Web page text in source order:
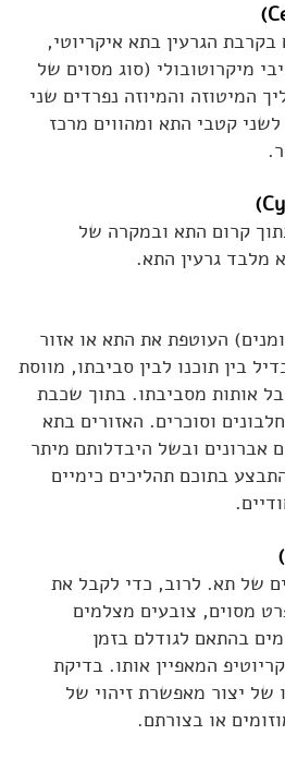
הגרעין בתא איקריוטי,
מיקרוטובולי (סוג מסוים של
המיטוזה והמיוזה נפרדים שני
לשני קטבי התא ומהווים מרכז
קרום התא ובמקרה של
מלבד גרעין התא.
העוטפת את התא או אזור
בין תוכנו לבין סביבתו, מווסת
אותות מסביבתו. בתוך שכבת
וסוכרים. האזורים בתא
אברונים ובשל היבדלותם מיתר
בתוכם תהליכים כימיים
של תא. לרוב, כדי לקבל את
מסוים, צובעים מצלמים
בהתאם לגודלם בזמן
המאפיין אותו. בדיקת
של יצור מאפשרת זיהוי של
או בצורתם.